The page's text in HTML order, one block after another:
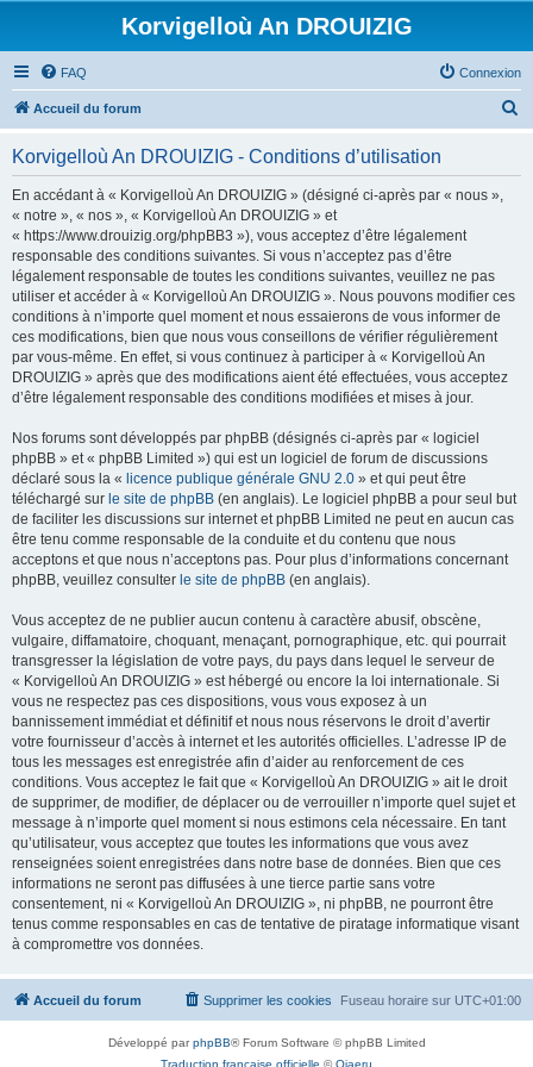
Korvigelloù An DROUIZIG
FAQ Connexion
Accueil du forum
Korvigelloù An DROUIZIG - Conditions d’utilisation
En accédant à « Korvigelloù An DROUIZIG » (désigné ci-après par « nous »,
« notre », « nos », « Korvigelloù An DROUIZIG » et
« https://www.drouizig.org/phpBB3 »), vous acceptez d’être légalement
responsable des conditions suivantes. Si vous n’acceptez pas d’être
légalement responsable de toutes les conditions suivantes, veuillez ne pas
utiliser et accéder à « Korvigelloù An DROUIZIG ». Nous pouvons modifier ces
conditions à n’importe quel moment et nous essaierons de vous informer de
ces modifications, bien que nous vous conseillons de vérifier régulièrement
par vous-même. En effet, si vous continuez à participer à « Korvigelloù An
DROUIZIG » après que des modifications aient été effectuées, vous acceptez
d’être légalement responsable des conditions modifiées et mises à jour.
Nos forums sont développés par phpBB (désignés ci-après par « logiciel
phpBB » et « phpBB Limited ») qui est un logiciel de forum de discussions
déclaré sous la « licence publique générale GNU 2.0 » et qui peut être
téléchargé sur le site de phpBB (en anglais). Le logiciel phpBB a pour seul but
de faciliter les discussions sur internet et phpBB Limited ne peut en aucun cas
être tenu comme responsable de la conduite et du contenu que nous
acceptons et que nous n’acceptons pas. Pour plus d’informations concernant
phpBB, veuillez consulter le site de phpBB (en anglais).
Vous acceptez de ne publier aucun contenu à caractère abusif, obscène,
vulgaire, diffamatoire, choquant, menaçant, pornographique, etc. qui pourrait
transgresser la législation de votre pays, du pays dans lequel le serveur de
« Korvigelloù An DROUIZIG » est hébergé ou encore la loi internationale. Si
vous ne respectez pas ces dispositions, vous vous exposez à un
bannissement immédiat et définitif et nous nous réservons le droit d’avertir
votre fournisseur d’accès à internet et les autorités officielles. L’adresse IP de
tous les messages est enregistrée afin d’aider au renforcement de ces
conditions. Vous acceptez le fait que « Korvigelloù An DROUIZIG » ait le droit
de supprimer, de modifier, de déplacer ou de verrouiller n’importe quel sujet et
message à n’importe quel moment si nous estimons cela nécessaire. En tant
qu’utilisateur, vous acceptez que toutes les informations que vous avez
renseignées soient enregistrées dans notre base de données. Bien que ces
informations ne seront pas diffusées à une tierce partie sans votre
consentement, ni « Korvigelloù An DROUIZIG », ni phpBB, ne pourront être
tenus comme responsables en cas de tentative de piratage informatique visant
à compromettre vos données.
Accueil du forum Fuseau horaire sur UTC+01:00
Supprimer les cookies
Développé parphpBB® Forum Software © phpBB Limited
Traduction française officielle ©Qiaeru